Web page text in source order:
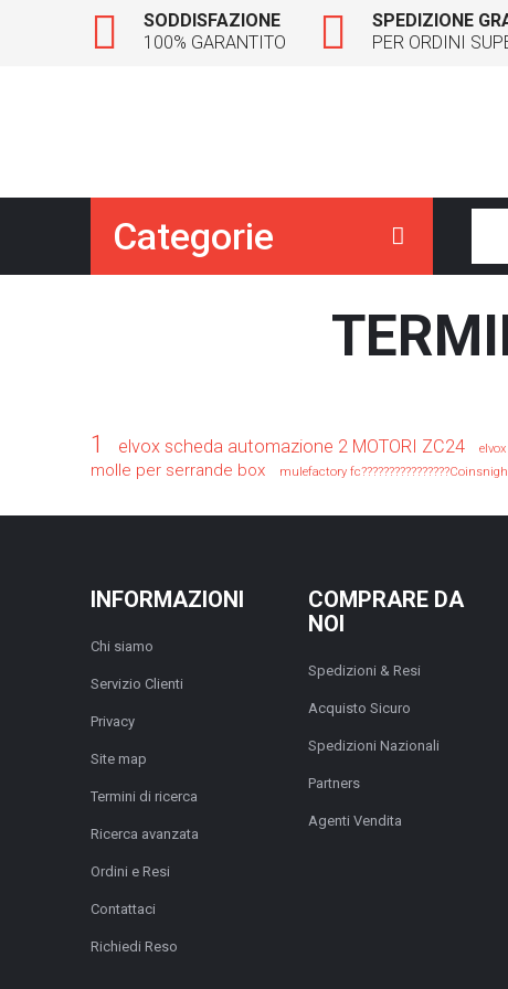
SODDISFAZIONE
100% GARANTITO
SPEDIZIONE
PER ORDINI
Categorie
1 elvox scheda automazione 2 MOTORI ZC24
molle per serrande box mulefactory
INFORMAZIONI
Chi siamo
Servizio Clienti
Privacy
Site map
Termini di ricerca
Ricerca avanzata
Ordini e Resi
Contattaci
Richiedi Reso
COMPRARE DA
NOI
Spedizioni & Resi
Acquisto Sicuro
Spedizioni Nazionali
Partners
Agenti Vendita